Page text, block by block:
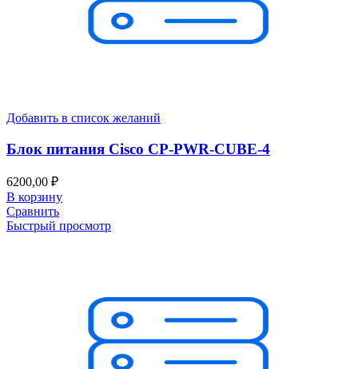
Добавить в список желаний
Блок питания Cisco CP-PWR-CUBE-4
6200,00 ₽
В корзину
Сравнить
Быстрый просмотр